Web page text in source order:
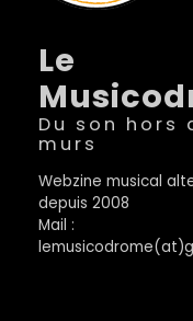
Le
Du son hors
murs
Webzine musical
depuis 2008
Mail :